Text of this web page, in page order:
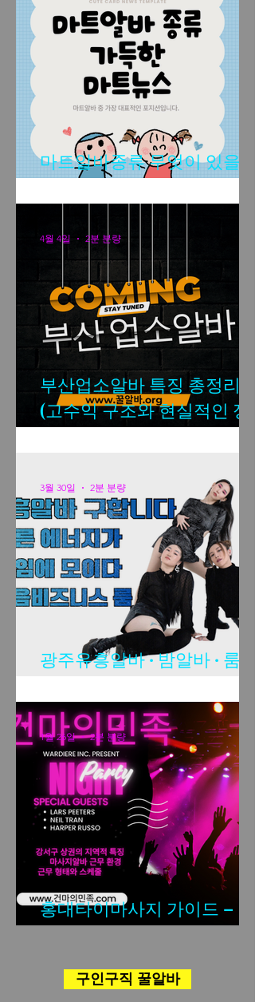
마트알바종류 무엇이 있을
까?
부산업소알바 특징 총정리
(고수익 구조와 현실적인 정
보)
4월 4일 2분 분량
광주유흥알바 · 밤알바 · 룸알
3월 30일 2분 분량
홍대타이마사지 가이드 – 알
바·구직·근무환경 한눈 정리
1월 26일 2분 분량
구인구직 꿀알바